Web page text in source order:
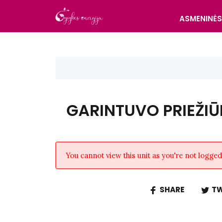
GARINTUVO
You cannot view this unit as you're not
SHARE